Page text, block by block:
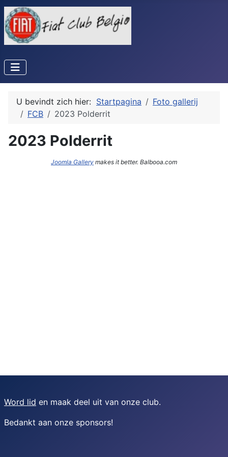
U bevindt zich hier: Startpagina
Foto gallerij
FCB
2023 Polderrit
2023 Polderrit
Joomla Gallery makes it better. Balbooa.com
Word lid en maak deel uit van onze club.
Bedankt aan onze sponsors!